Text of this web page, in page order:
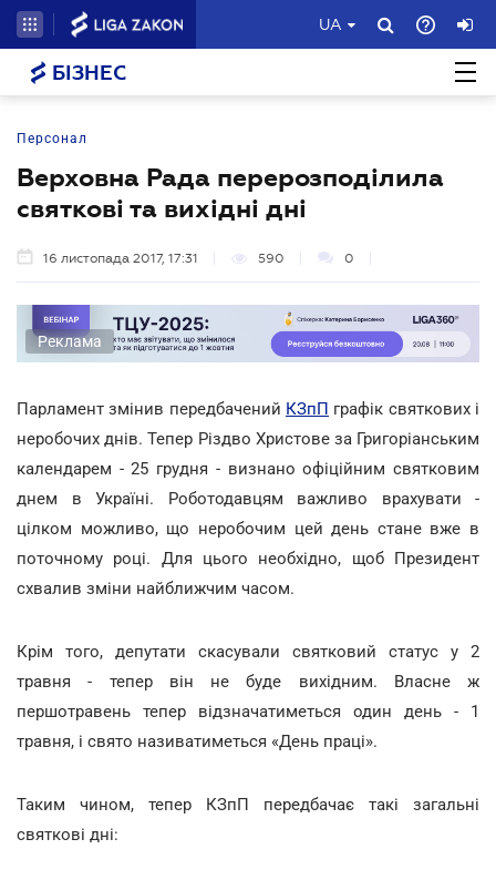
UA
БІЗНЕС
Персонал
Верховна Рада перерозподілила
святкові та вихідні дні
16 листопада 2017, 17:31 590 0
Реклама
Парламент змінив передбачений КЗпП графік святкових і
неробочих днів. Тепер Різдво Христове за Григоріанським
календарем - 25 грудня - визнано офіційним святковим
днем в Україні. Роботодавцям важливо врахувати -
цілком можливо, що неробочим цей день стане вже в
поточному році. Для цього необхідно, щоб Президент
схвалив зміни найближчим часом.
Крім того, депутати скасували святковий статус у 2
травня - тепер він не буде вихідним. Власне ж
першотравень тепер відзначатиметься один день - 1
травня, і свято називатиметься «День праці».
Таким чином, тепер КЗпП передбачає такі загальні
святкові дні: